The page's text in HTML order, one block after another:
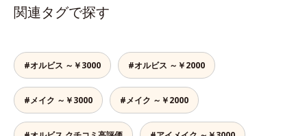
関連タグで探す
#オルビス ～￥3000 #オルビス ～￥2000
#メイク ～￥3000 #メイク ～￥2000